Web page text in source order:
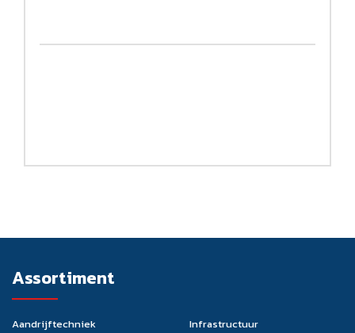
Assortiment
Aandrijftechniek
Infrastructuur